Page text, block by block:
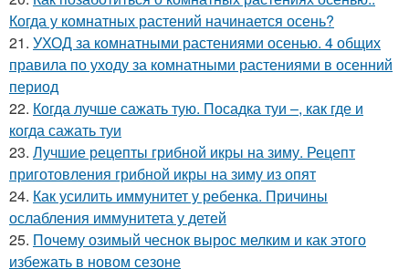
Когда у комнатных растений начинается осень?
21. УХОД за комнатными растениями осенью. 4 общих
правила по уходу за комнатными растениями в осенний
период
22. Когда лучше сажать тую. Посадка туи –, как где и
когда сажать туи
23. Лучшие рецепты грибной икры на зиму. Рецепт
приготовления грибной икры на зиму из опят
24. Как усилить иммунитет у ребенка. Причины
ослабления иммунитета у детей
25. Почему озимый чеснок вырос мелким и как этого
избежать в новом сезоне